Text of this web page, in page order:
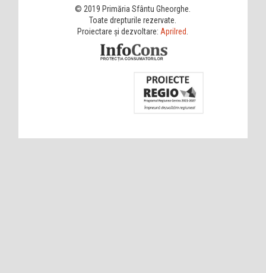
© 2019 Primăria Sfântu Gheorghe.
Toate drepturile rezervate.
Proiectare și dezvoltare: Aprilred